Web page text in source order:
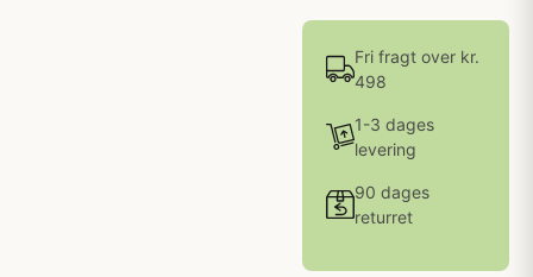
Fri fragt over kr.
498
1-3 dages
levering
90 dages
returret